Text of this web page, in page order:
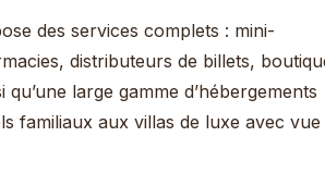
des services complets : mini-
distributeurs de billets,
qu’une large gamme d’hébergements
familiaux aux villas de luxe avec vue